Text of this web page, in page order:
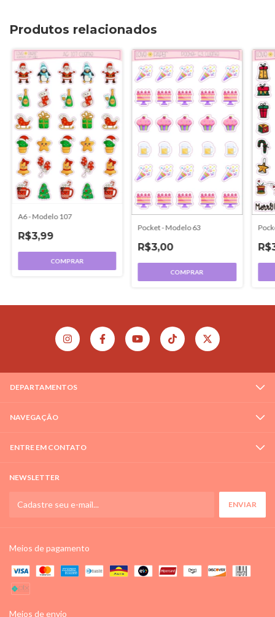
Produtos relacionados
A6 - Modelo 107
R$3,99
COMPRAR
Pocket - Modelo 63
R$3,00
COMPRAR
DEPARTAMENTOS
NAVEGAÇÃO
ENTRE EM CONTATO
NEWSLETTER
Meios de pagamento
Meios de envio